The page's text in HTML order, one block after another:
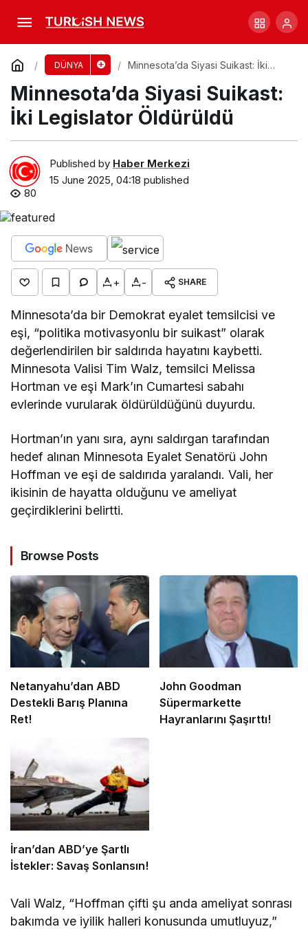
DÜNYA
Minnesota’da Siyasi Suikast: İki
Minnesota’da Siyasi Suikast:
İki Legislator Öldürüldü
Published by Haber Merkezi
15 June 2025, 04:18 published
80
+ - SHARE
Minnesota’da bir Demokrat eyalet temsilcisi ve
eşi, “politika motivasyonlu bir suikast” olarak
değerlendirilen bir saldırıda hayatını kaybetti.
Minnesota Valisi Tim Walz, temsilci Melissa
Hortman ve eşi Mark’ın Cumartesi sabahı
evlerinde vurularak öldürüldüğünü duyurdu.
Hortman’ın yanı sıra, aynı saldırgan tarafından
hedef alınan Minnesota Eyalet Senatörü John
Hoffman ve eşi de saldırıda yaralandı. Vali, her
ikisinin de hayatta olduğunu ve ameliyat
geçirdiklerini belirtti.
Browse Posts
Netanyahu’dan ABD
Destekli Barış Planına
Ret!
John Goodman
Süpermarkette
Hayranlarını Şaşırttı!
İran’dan ABD’ye Şartlı
İstekler: Savaş Sonlansın!
Vali Walz, “Hoffman çifti şu anda ameliyat sonrası
bakımda ve iyilik halleri konusunda umutluyuz,”
Air India Uçak Kazasında Can Kaybı 270’e
Yükseldi
Comment Share